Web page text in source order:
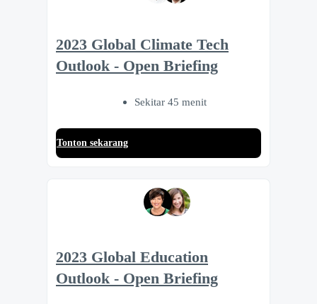
2023 Global Climate Tech
Outlook - Open Briefing
Sekitar 45 menit
Tonton sekarang
2023 Global Education
Outlook - Open Briefing